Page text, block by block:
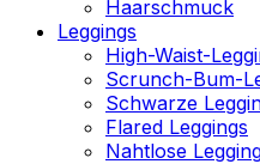
Haarschmuck
Leggings
High-Waist-
Scrunch-Bum-
Schwarze
Flared Leggings
Nahtlose